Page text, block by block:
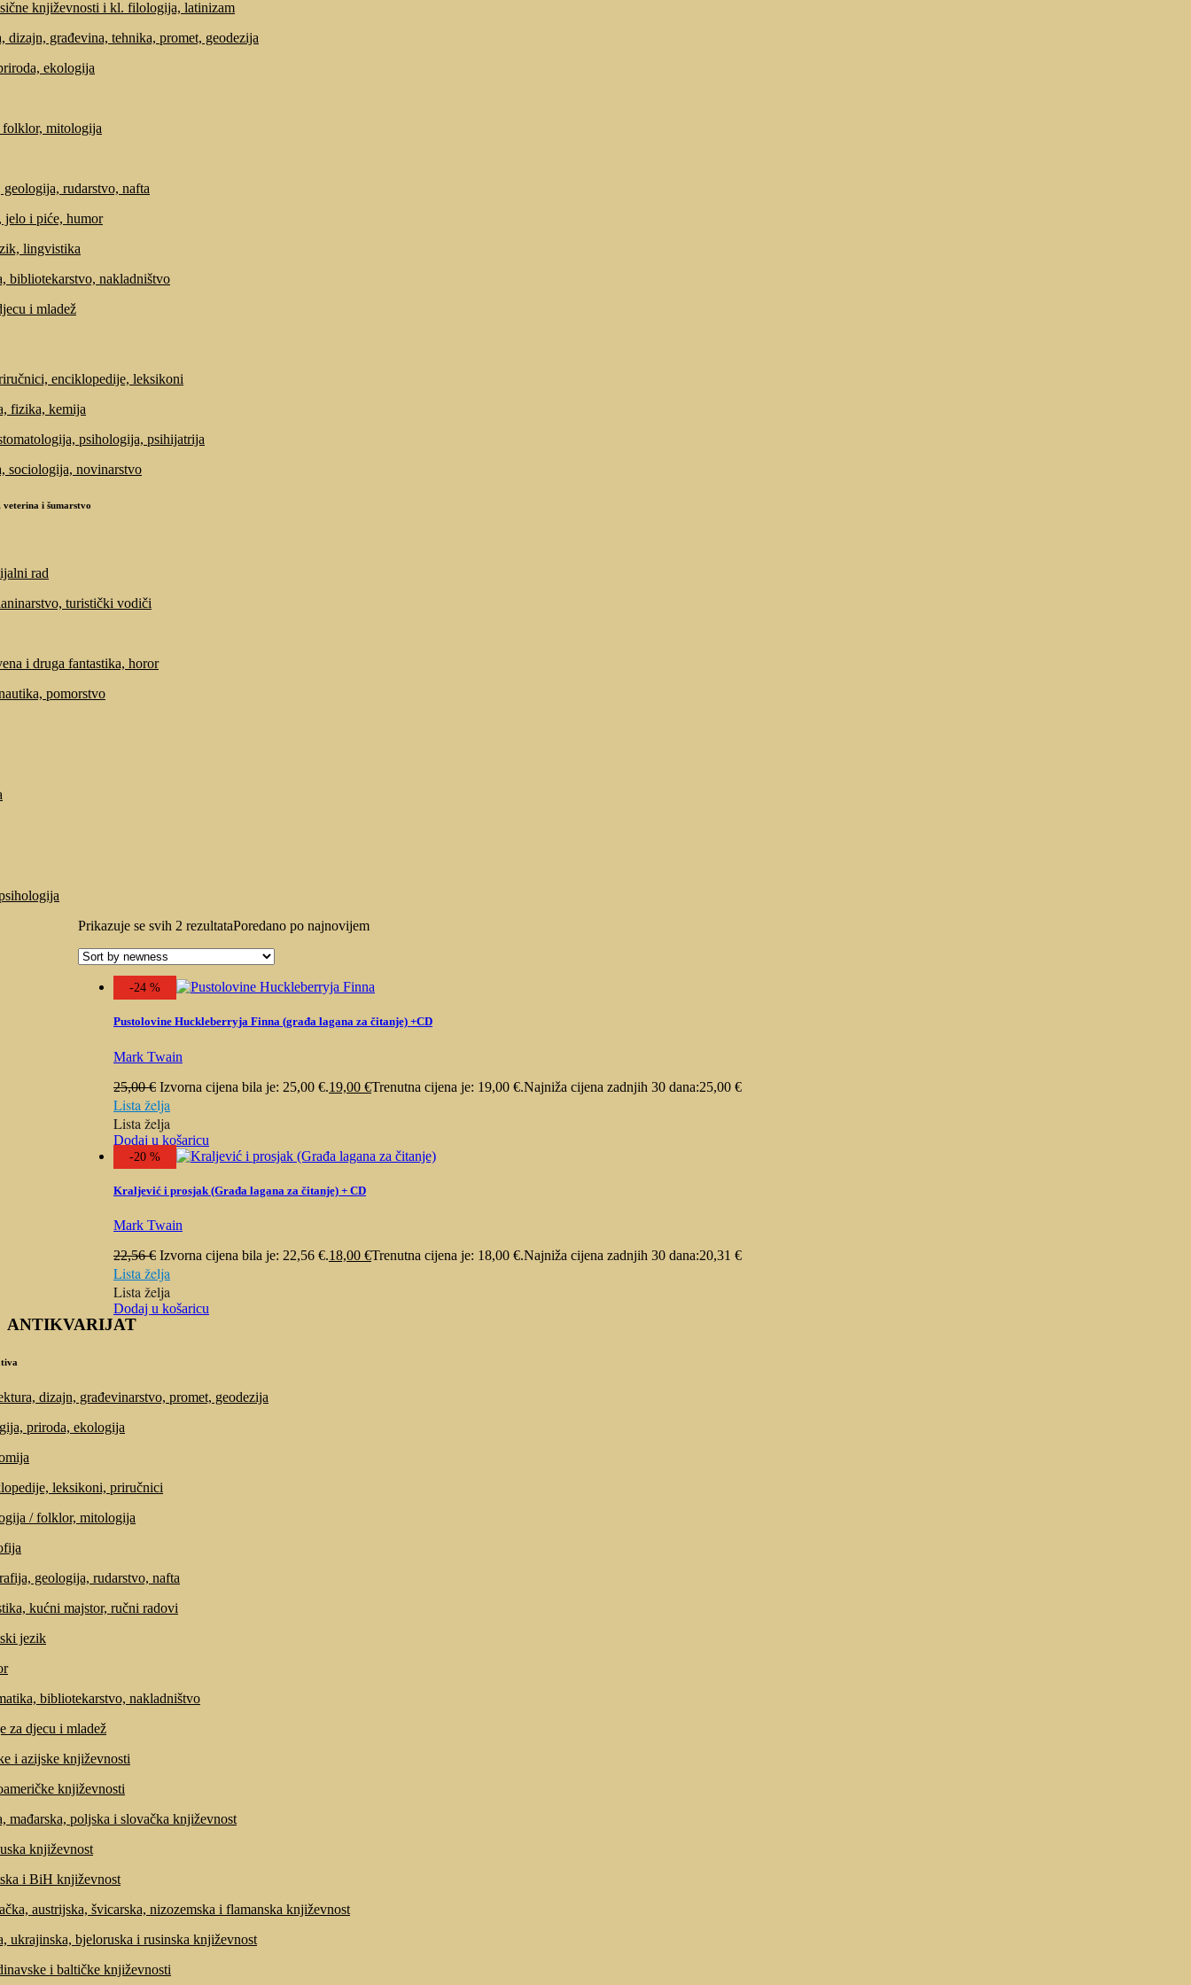
književnosti i kl. filologija, latinizam
dizajn, građevina, tehnika, promet, geodezija
ekologija
mitologija
rudarstvo, nafta
jelo i piće, humor
lingvistika
bibliotekarstvo, nakladništvo
i mladež
enciklopedije, leksikoni
fizika, kemija
psihologija, psihijatrija
sociologija, novinarstvo
i šumarstvo
rad
turistički vodiči
i druga fantastika, horor
pomorstvo
Prikazuje se svih 2 rezultataPoredano po najnovijem
-24 %
Pustolovine Huckleberryja Finna (građa lagana za čitanje) +CD
Mark Twain
25,00€ Izvorna cijena bila je: 25,00 €.19,00 €Trenutna cijena je: 19,00 €.Najniža cijena zadnjih 30 dana:25,00 €
Lista želja
Lista želja
Dodaj u košaricu
-20 %
Kraljević i prosjak (Građa lagana za čitanje) + CD
Mark Twain
22,56€ Izvorna cijena bila je: 22,56 €.18,00 €Trenutna cijena je: 18,00 €.Najniža cijena zadnjih 30 dana:20,31 €
Lista želja
Lista želja
Dodaj u košaricu
ANTIKVARIJAT
dizajn, građevinarstvo, promet, geodezija
priroda, ekologija
leksikoni, priručnici
/ folklor, mitologija
geologija, rudarstvo, nafta
kućni majstor, ručni radovi
jezik
bibliotekarstvo, nakladništvo
za djecu i mladež
i azijske književnosti
književnosti
mađarska, poljska i slovačka književnost
književnost
i BiH književnost
austrijska, švicarska, nizozemska i flamanska književnost
ukrajinska, bjeloruska i rusinska književnost
i baltičke književnosti